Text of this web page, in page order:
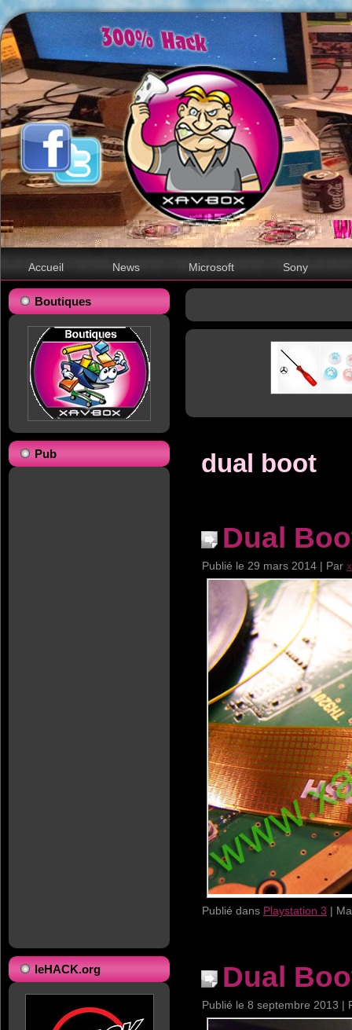
Accueil News Microsoft Sony
Boutiques
Pub
leHACK.org
dual boot
Dual
Publié le 29 mars 2014 | Par
Publié dans Playstation 3 |
Dual
Publié le 8 septembre 2013 |